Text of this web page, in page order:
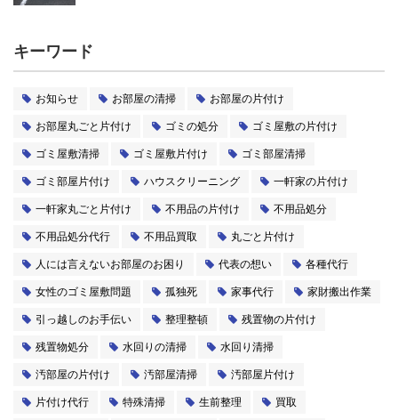
キーワード
お知らせ お部屋の清掃
お部屋の片付け
お部屋丸ごと片付け
ゴミの処分
ゴミ屋敷の片付け
ゴミ屋敷清掃
ゴミ屋敷片付け
ゴミ部屋清掃
ゴミ部屋片付け
ハウスクリーニング
一軒家の片付け
一軒家丸ごと片付け
不用品の片付け
不用品処分
不用品処分代行
不用品買取
丸ごと片付け
人には言えないお部屋のお困り
代表の想い
各種代行
女性のゴミ屋敷問題
孤独死 家事代行
家財搬出作業
引っ越しのお手伝い
整理整頓
残置物の片付け
残置物処分
水回りの清掃
水回り清掃
汚部屋の片付け
汚部屋清掃
汚部屋片付け
片付け代行
特殊清掃 生前整理
買取